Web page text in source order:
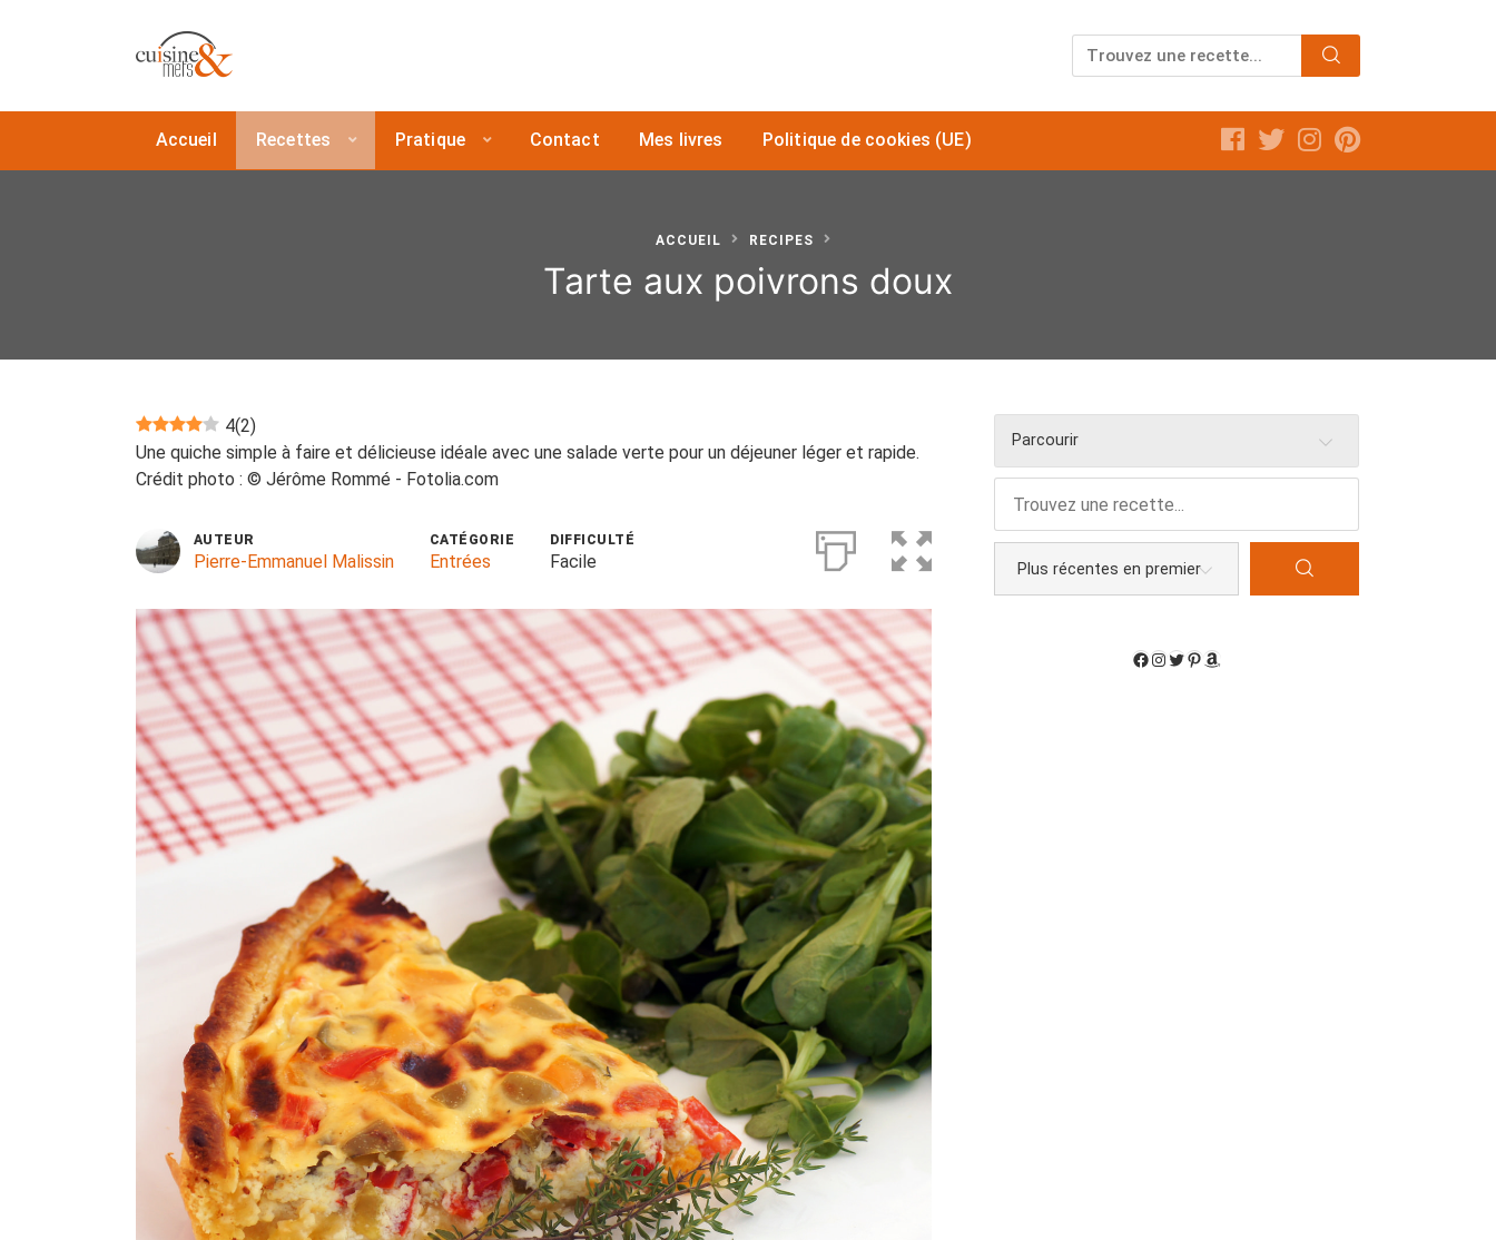
Accueil Recettes Pratique Contact Mes livres Politique de cookies (UE)
ACCUEIL RECIPES
Tarte aux poivrons doux
4(2)
Une quiche simple à faire et délicieuse idéale avec une salade verte pour un déjeuner léger et rapide.
Crédit photo : © Jérôme Rommé - Fotolia.com
AUTEUR
Pierre-Emmanuel Malissin
CATÉGORIE
Entrées
DIFFICULTÉ
Facile
Parcourir